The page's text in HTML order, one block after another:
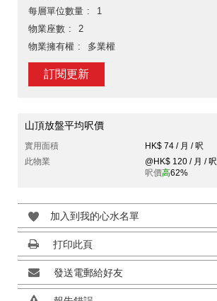
每層單位數量
1
物業座數
2
物業擁有權
多業權
訂閱更新
山頂放盤平均呎價
實用面積
HK$ 74 / 月 / 呎
此物業
@HK$ 120 / 月 / 呎
呎價高62%
加入到我的心水名單
打印此頁
發送電郵給好友